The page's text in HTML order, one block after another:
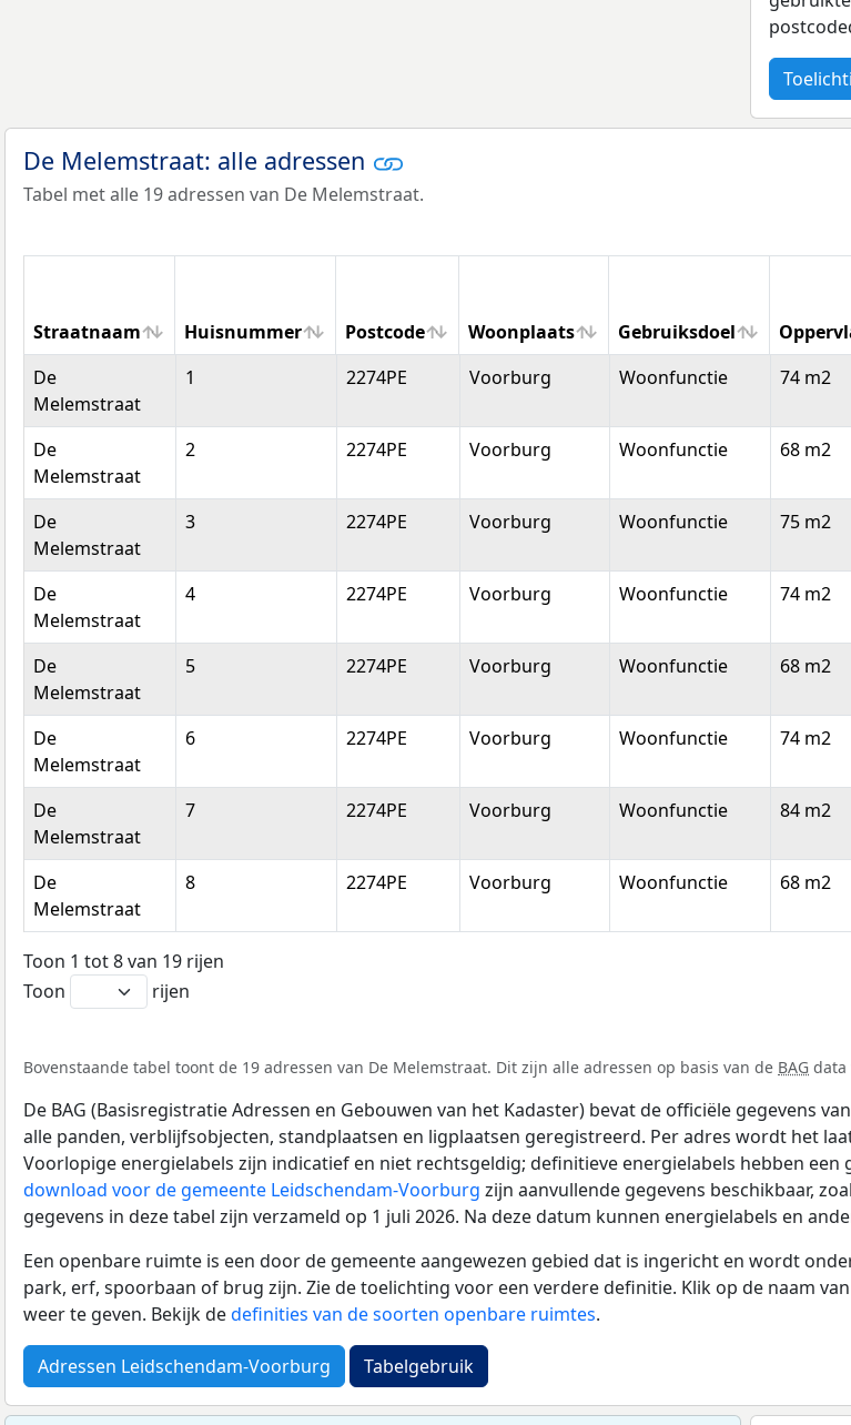
De Melemstraat: alle adressen
Tabel met alle 19 adressen van De Melemstraat.
Straatnaam Huisnummer Postcode Woonplaats Gebruiksdoel
Straatnaam
Huisnummer Postcode Woonplaats Gebruiksdoel
De
Melemstraat
1 2274PE Voorburg Woonfunctie 74 m2
De
Melemstraat
2 2274PE Voorburg Woonfunctie 68 m2
De
Melemstraat
3 2274PE Voorburg Woonfunctie 75 m2
De
Melemstraat
4 2274PE Voorburg Woonfunctie 74 m2
De
Melemstraat
5 2274PE Voorburg Woonfunctie 68 m2
De
Melemstraat
6 2274PE Voorburg Woonfunctie 74 m2
De
Melemstraat
7 2274PE Voorburg Woonfunctie 84 m2
De
Melemstraat
8 2274PE Voorburg Woonfunctie 68 m2
Toon 1 tot 8 van 19 rijen
Toon
rijen
Bovenstaande tabel toont de 19 adressen van De Melemstraat. Dit zijn alle adressen op basis van de BAG data
De BAG (Basisregistratie Adressen en Gebouwen van het Kadaster) bevat de officiële gegevens
alle panden, verblijfsobjecten, standplaatsen en ligplaatsen geregistreerd. Per adres wordt het
Voorlopige energielabels zijn indicatief en niet rechtsgeldig; definitieve energielabels hebben
download voor de gemeente Leidschendam-Voorburg zijn aanvullende gegevens beschikbaar,
gegevens in deze tabel zijn verzameld op 1 juli 2026. Na deze datum kunnen energielabels en
Een openbare ruimte is een door de gemeente aangewezen gebied dat is ingericht en wordt
park, erf, spoorbaan of brug zijn. Zie de toelichting voor een verdere definitie. Klik op de naam
weer te geven. Bekijk dedefinities van de soorten openbare ruimtes.
Adressen Leidschendam-Voorburg Tabelgebruik